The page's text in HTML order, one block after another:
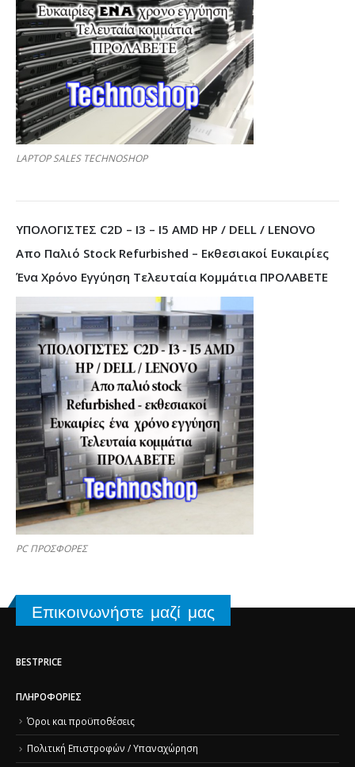
LAPTOP SALES TECHNOSHOP
ΥΠΟΛΟΓΙΣΤΕΣ C2D – I3 – I5 AMD HP / DELL / LENOVO
Απο Παλιό Stock Refurbished – Εκθεσιακοί Ευκαιρίες
Ένα Χρόνο Εγγύηση Τελευταία Κομμάτια ΠΡΟΛΑΒΕΤΕ
PC ΠΡΟΣΦΟΡΕΣ
Επικοινωνήστε μαζί μας
BESTPRICE
ΠΛΗΡΟΦΟΡΊΕΣ
Όροι και προϋποθέσεις
Πολιτική Επιστροφών / Υπαναχώρηση